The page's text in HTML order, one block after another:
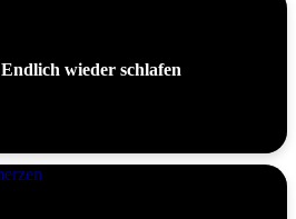
Endlich wieder schlafen